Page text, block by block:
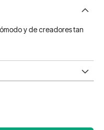
y de creadores tan